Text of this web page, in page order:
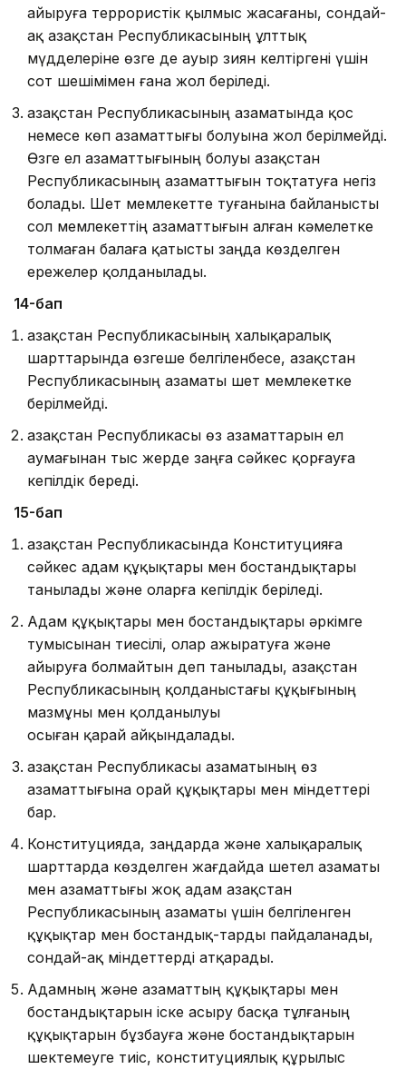
айыруға террористік қылмыс жасағаны, сондай-
ақ Қа­зақстан Республикасының ұлттық
мүдделеріне өзге де ауыр зиян келтіргені үшін
сот шешімімен ғана жол беріледі.
Қазақстан Республикасының азаматында қос
немесе көп азаматтығы болуына жол берілмейді.
Өзге ел азаматтығының болуы Қазақстан
Республикасының азаматтығын тоқтатуға негіз
болады. Шет мемлекетте туғанына байланысты
сол мемлекеттің азаматтығын алған кәмелетке
толмаған балаға қатысты заңда көзделген
ережелер қолданылады.
14-бап
Қазақстан Республикасының халықаралық
шарттарында өзгеше белгiленбесе, Қазақстан
Республикасының азаматы шет мемлекетке
берілмейді.
Қазақстан Республикасы өз азаматтарын ел
аумағынан тыс жерде заңға сәйкес қорғауға
кепiлдiк бередi.
15-бап
Қазақстан Республикасында Конституцияға
сәйкес адам құқықтары мен бостандықтары
танылады және оларға кепiлдiк берiледi.
Адам құқықтары мен бостандықтары әркiмге
тумысы­нан тиесілі, олар ажыратуға және
айыруға болмайтын деп та­нылады, Қазақстан
Республикасының қолданыстағы құқығы­ның
мазмұны мен қолданылуы
осыған қарай айқындалады.
Қазақстан Республикасы азаматының өз
азаматтығына орай құқықтары мен мiндеттері
бар.
Конституцияда, заңдарда және халықаралық
шарттарда көзделген жағдайда шетел азаматы
мен азаматтығы жоқ адам Қазақстан
Республикасының азаматы үшін белгіленген
құқықтар мен бостандық-тарды пайдаланады,
сондай-ақ мiндеттерді атқарады.
Адамның және азаматтың құқықтары мен
бостан­дықтарын іске асыру басқа тұлғаның
құқықтарын бұзбауға және бостандықтарын
шектемеуге тиiс, конституциялық құрылыс